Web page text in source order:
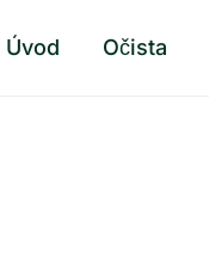
Úvod Očista